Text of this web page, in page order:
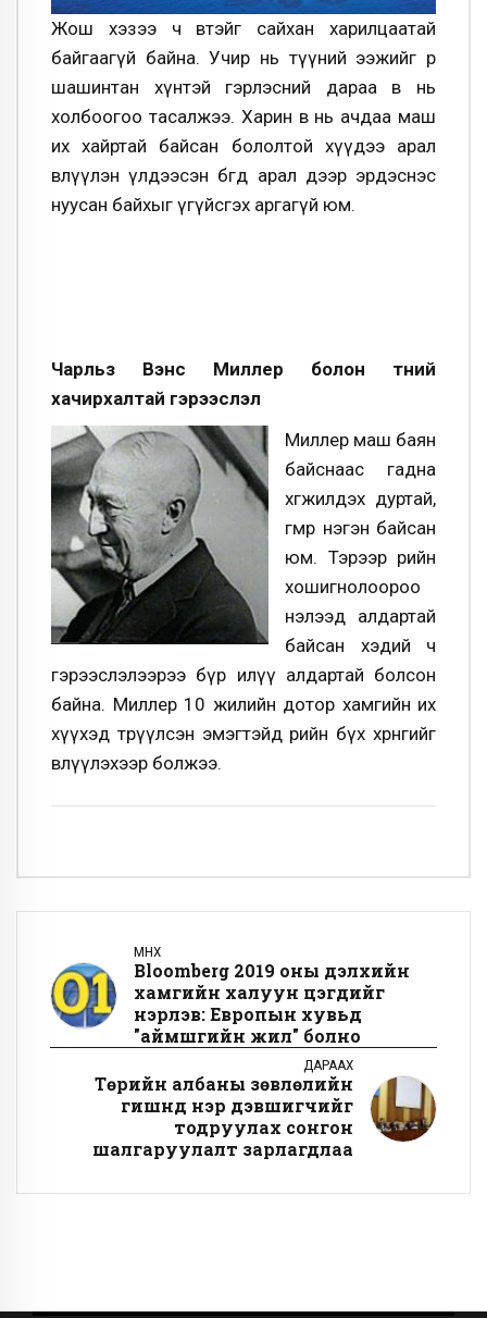
Жош хэзээ ч өвөөтэйгөө сайхан харилцаатай
байгаагүй байна. Учир нь түүний ээжийг өөр
шашинтан хүнтэй гэрлэсний дараа өвөө нь
холбоогоо тасалжээ. Харин өвөө нь ачдаа маш
их хайртай байсан бололтой хүүдээ арал
өвлүүлэн үлдээсэн бөгөөд арал дээр эрдэснэс
нуусан байхыг үгүйсгэх аргагүй юм.
Чарльз Вэнс Миллер болон түүүний
хачирхалтай гэрээслэл
Миллер маш баян
байснаас гадна
хөгжилдэх дуртай,
өгөөмөр нэгэн байсан
юм. Тэрээр өөрийн
хошигнолоороо
нэлээд алдартай
байсан хэдий ч
гэрээслэлээрээ бүр илүү алдартай болсон
байна. Миллер 10 жилийн дотор хамгийн их
хүүхэд төрүүлсэн эмэгтэйд өөрийн бүх хөрөнгийг
өвлүүлэхээр болжээ.
ӨМНӨХ
Bloomberg 2019 оны дэлхийн
хамгийн халуун цэгүүдийг
нэрлэв: Европын хувьд
"аймшгийн жил" болно
ДАРААХ
Төрийн албаны зөвлөлийн
гишүүнд нэр дэвшигчийг
тодруулах сонгон
шалгаруулалт зарлагдлаа